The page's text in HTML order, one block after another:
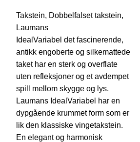
Takstein, Dobbelfalset takstein,
Laumans
IdealVariabel det fascinerende,
antikk engoberte og silkemattede
taket har en sterk og overflate
uten refleksjoner og et avdempet
spill mellom skygge og lys.
Laumans IdealVariabel har en
dypgående krummet form som er
lik den klassiske vingetakstein.
En elegant og harmonisk